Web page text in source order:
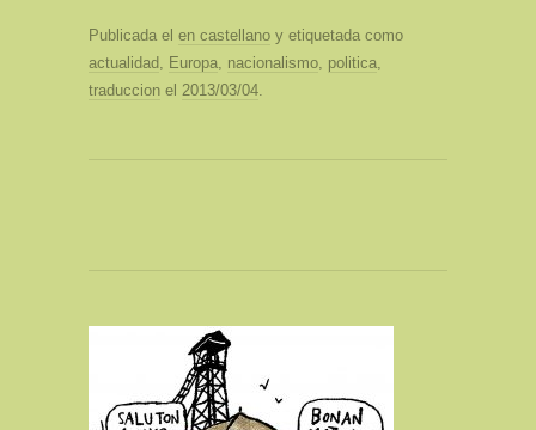
Publicada el en castellano y etiquetada como
actualidad, Europa, nacionalismo, politica,
traduccion el 2013/03/04.